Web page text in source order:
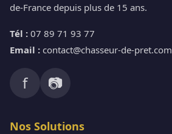
de-France depuis plus de 15 ans.
Tél : 07 89 71 93 77
Email : contact@chasseur-de-pret.com
f 📷
Nos Solutions